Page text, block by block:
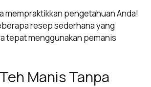
mempraktikkan pengetahuan Anda!
resep sederhana yang
tepat menggunakan pemanis
Manis Tanpa